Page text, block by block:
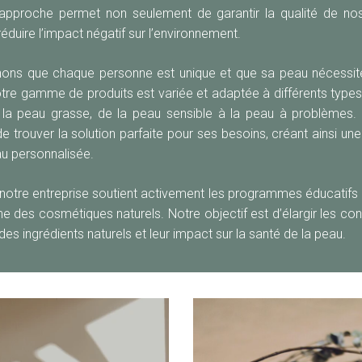
permet non seulement de garantir la qualité de
l’impact négatif sur l’environnement.
que chaque personne est unique et que sa peau
gamme de produits est variée et adaptée à différents
peau grasse, de la peau sensible à la peau à problèmes.
trouver la solution parfaite pour ses besoins, créant ainsi
personnalisée.
entreprise soutient activement les programmes
des cosmétiques naturels. Notre objectif est d’élargir les
ingrédients naturels et leur impact sur la santé de la peau.